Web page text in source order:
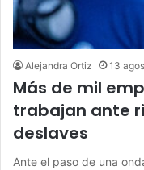
Alejandra Ortiz 13
Más de mil
trabajan ante
deslaves
Ante el paso de una